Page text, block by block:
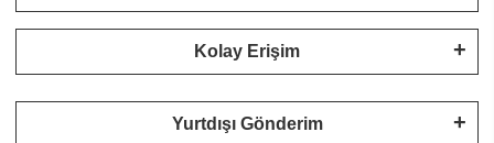
Kolay Erişim
Yurtdışı Gönderim